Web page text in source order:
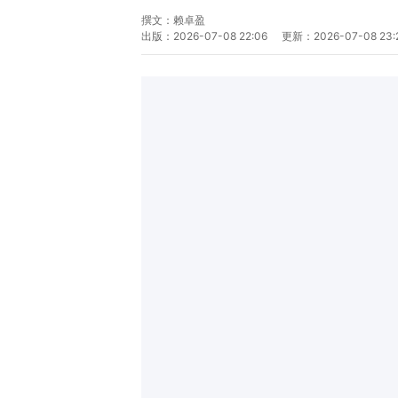
撰文： 赖卓盈
出版： 2026-07-08 22:06 更新： 2026-07-08